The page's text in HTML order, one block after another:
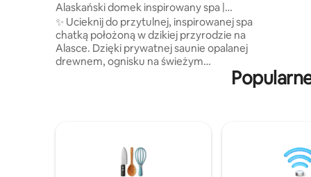
Alaskański domek inspirowany spa |
Sauna | Zwierzęta mile widziane
✨ Ucieknij do przytulnej, inspirowanej spa
chatką położoną w dzikiej przyrodzie na
Alasce. Dzięki prywatnej saunie opalanej
drewnem, ognisku na świeżym
powietrzu i spokojnym widokom na las,
się